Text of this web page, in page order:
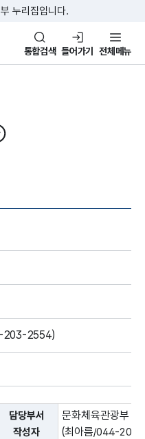
바로가기
뉴 바로가기
누리집입니다.
, 함께 행복
통합검색 들어가기 전체메뉴
203-2554)
담당부서
작성자
문화체육관광부
(최아름/044-203-